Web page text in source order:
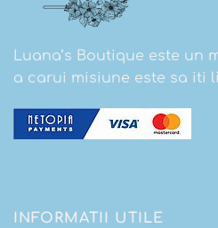
Luana’s Boutique este un
a carui misiune este sa iti
INFORMATII UTILE